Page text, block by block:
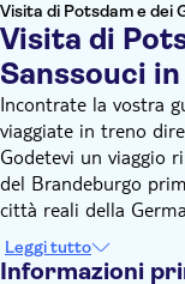
Visita di Potsdam e dei
Visita di
Sanssouci
Incontrate la vostra
viaggiate in treno
Godetevi un viaggio
del Brandeburgo
città reali della
Una volta arrivati a
piedi nel centro della
Leggi tutto
Informazioni